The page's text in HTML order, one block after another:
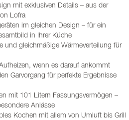
mit exklusiven Details – aus der
Lofra
im gleichen Design – für ein
in Ihrer Küche
und gleichmäßige Wärmeverteilung für
wenn es darauf ankommt
Garvorgang für perfekte Ergebnisse
mit 101 Litern Fassungsvermögen –
Anlässe
Kochen mit allem von Umluft bis Grill